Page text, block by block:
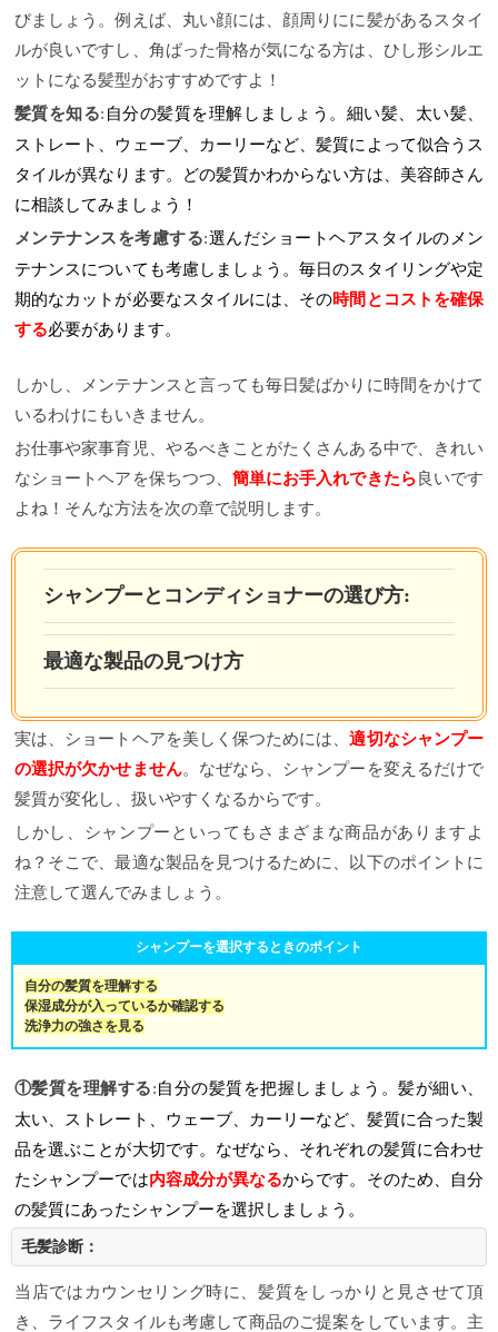
びましょう。例えば、丸い顔には、顔周りにに髪があるスタイ
ルが良いですし、角ばった骨格が気になる方は、ひし形シルエ
ットになる髪型がおすすめですよ！
髪質を知る: 自分の髪質を理解しましょう。細い髪、太い髪、
ストレート、ウェーブ、カーリーなど、髪質によって似合うス
タイルが異なります。どの髪質かわからない方は、美容師さん
に相談してみましょう！
メンテナンスを考慮する:選んだショートヘアスタイルのメン
テナンスについても考慮しましょう。毎日のスタイリングや定
期的なカットが必要なスタイルには、その時間とコストを確保
する必要があります。
しかし、メンテナンスと言っても毎日髪ばかりに時間をかけて
いるわけにもいきません。
お仕事や家事育児、やるべきことがたくさんある中で、きれい
なショートヘアを保ちつつ、 簡単にお手入れできたら良いです
よね！そんな方法を次の章で説明します。
シャンプーとコンディショナーの選び方:
最適な製品の見つけ方
実は、ショートヘアを美しく保つためには、適切なシャンプー
の選択が欠かせません。なぜなら、シャンプーを変えるだけで
髪質が変化し、扱いやすくなるからです。
しかし、シャンプーといってもさまざまな商品がありますよ
ね？そこで、最適な製品を見つけるために、以下のポイントに
注意して選んでみましょう。
シャンプーを選択するときのポイント
自分の髪質を理解する
保湿成分が入っているか確認する
洗浄力の強さを見る
①髪質を理解する:自分の髪質を把握しましょう。髪が細い、
太い、ストレート、ウェーブ、カーリーなど、髪質に合った製
品を選ぶことが大切です。なぜなら、それぞれの髪質に合わせ
たシャンプーでは内容成分が異なるからです。そのため、自分
の髪質にあったシャンプーを選択しましょう。
毛髪診断：
当店ではカウンセリング時に、髪質をしっかりと見させて頂
き、ライフスタイルも考慮して商品のご提案をしています。主